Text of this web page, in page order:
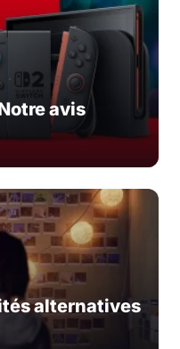
avis
alternatives